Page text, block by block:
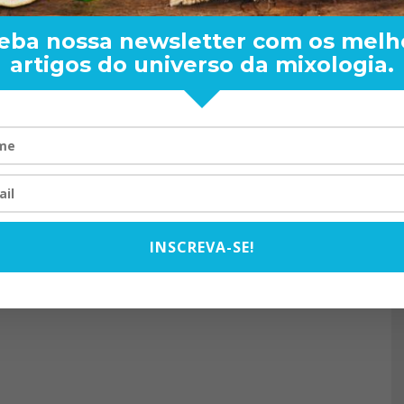
RAND BARTENDER: DE
VISTA PARA O MUNDO
nossa newsletter com os
artigos do universo da mixologia.
INSCREVA-SE!